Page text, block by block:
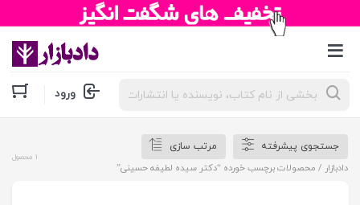
جستجوی
محصولات ورود
جستجوی پیشرفته
مرتب سازی
دادبازار / محصولات برچسب خورده “دکتر سیده لطیفه حسینی”
1 محصول